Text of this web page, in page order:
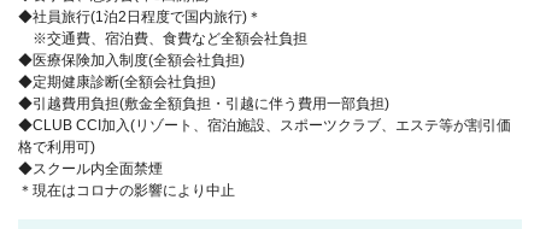
◆社員旅行(1泊2日程度で国内旅行)＊
※交通費、宿泊費、食費など全額会社負担
◆医療保険加入制度(全額会社負担)
◆定期健康診断(全額会社負担)
◆引越費用負担(敷金全額負担・引越に伴う費用一部負担)
◆CLUB CCI加入(リゾート、宿泊施設、スポーツクラブ、エステ等が割引価
格で利用可)
◆スクール内全面禁煙
＊現在はコロナの影響により中止